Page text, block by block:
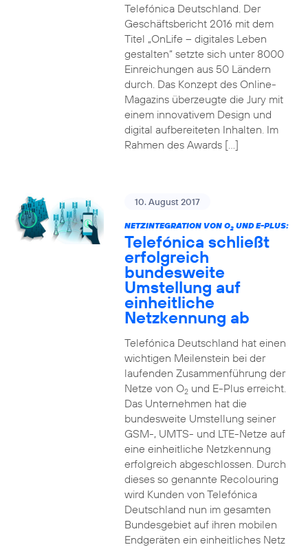
Telefónica Deutschland. Der
Geschäftsbericht 2016 mit dem
Titel „OnLife – digitales Leben
gestalten“ setzte sich unter 8000
Einreichungen aus 50 Ländern
durch. Das Konzept des Online-
Magazins überzeugte die Jury mit
einem innovativem Design und
digital aufbereiteten Inhalten. Im
Rahmen des Awards […]
10. August 2017
NETZINTEGRATION VON O2UND E-PLUS:
Telefónica schließt
erfolgreich
bundesweite
Umstellung auf
einheitliche
Netzkennung ab
Telefónica Deutschland hat einen
wichtigen Meilenstein bei der
laufenden Zusammenführung der
Netze von O2und E-Plus erreicht.
Das Unternehmen hat die
bundesweite Umstellung seiner
GSM-, UMTS- und LTE-Netze auf
eine einheitliche Netzkennung
erfolgreich abgeschlossen. Durch
dieses so genannte Recolouring
wird Kunden von Telefónica
Deutschland nun im gesamten
Bundesgebiet auf ihren mobilen
Endgeräten ein einheitliches Netz